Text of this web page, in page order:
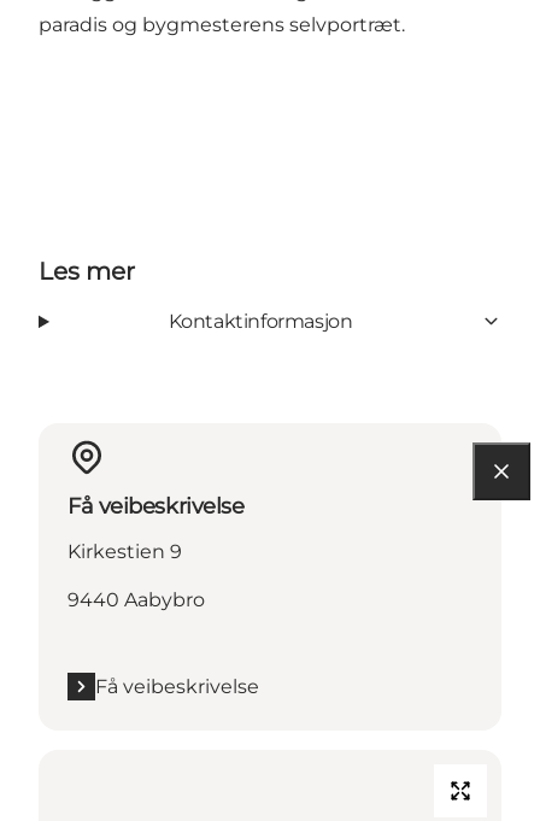
paradis og bygmesterens selvportræt.
Les mer
Kontaktinformasjon
Få veibeskrivelse
Kirkestien 9
9440 Aabybro
Få veibeskrivelse